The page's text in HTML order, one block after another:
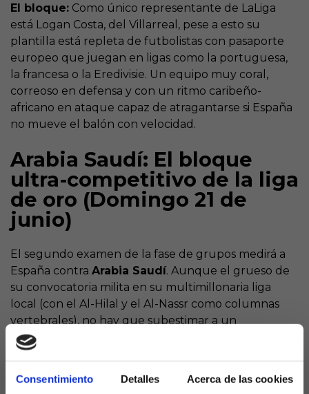
Consentimiento Detalles Acerca de las cookies
El bloque: Como único representante de LaLiga
está Logan Costa, del Villarreal, pese a esto su
plantilla está repleta de futbolistas con pasaporte
europeo que juegan en ligas como la portuguesa,
la francesa o la Eredivisie. Un equipo muy coral,
correoso en defensa y con un ritmo caribeño-
africano en ataque capaz de atragantarse si España
no mueve el balón con velocidad.
Arabia Saudí: El bloque
ultra-competitivo de la liga
de oro (Domingo 21 de
junio)
El segundo examen de la fase de grupos medirá a
España contra Arabia Saudí. Aunque el grueso de
su convocatoria milita en su multimillonaria liga
local (con el Al-Hilal y el Al-Nassr como columnas
vertebrales), no hay que subestimar a un
combinado que ya sabe lo que es tumbar a
gigantes en las jornadas inaugurales de citas